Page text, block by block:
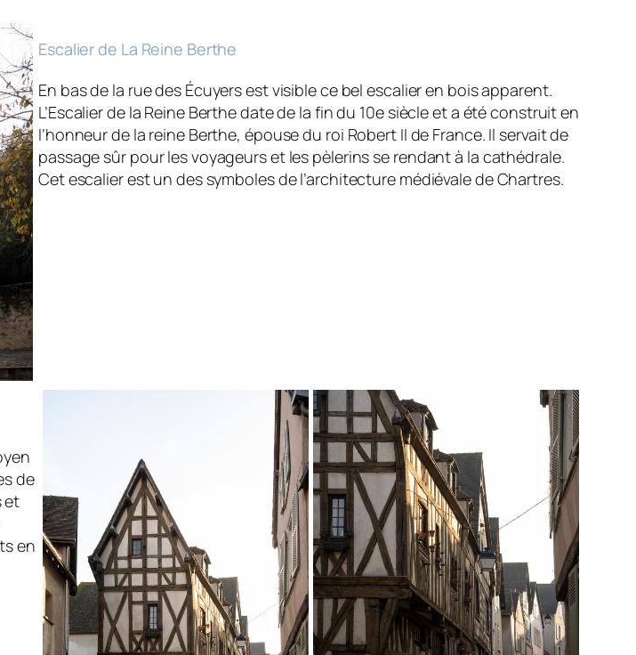
Escalier de La Reine Berthe
En bas de la rue des Écuyers est visible ce bel escalier en bois apparent.
L’Escalier de la Reine Berthe date de la fin du 10e siècle et a été construit en
l’honneur de la reine Berthe, épouse du roi Robert II de France. Il servait de
passage sûr pour les voyageurs et les pèlerins se rendant à la cathédrale.
Cet escalier est un des symboles de l’architecture médiévale de Chartres.
de
et
en